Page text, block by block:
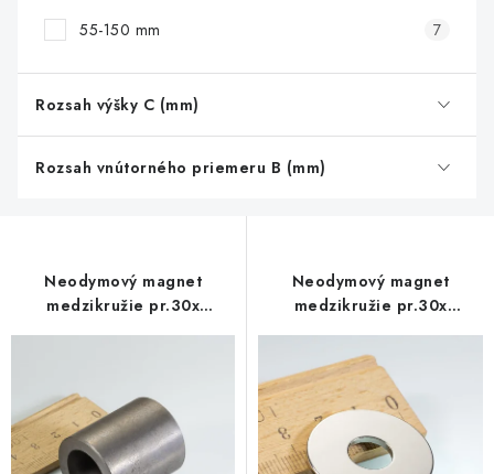
55-150 mm
7
Rozsah výšky C (mm)
Rozsah vnútorného priemeru B (mm)
Neodymový magnet
medzikružie pr.30x
pr.20x35 P 180 °C,
Neodymový magnet
medzikružie pr.30x
pr.10,5x2 N 200°C, VMM1EH